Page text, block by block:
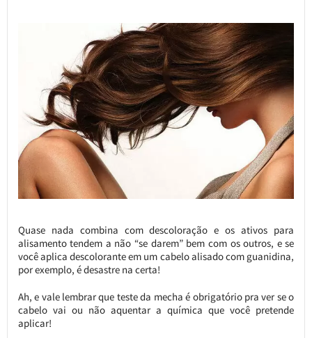
Quase nada combina com descoloração e os ativos para
alisamento tendem a não “se darem” bem com os outros, e se
você aplica descolorante em um cabelo alisado com guanidina,
por exemplo, é desastre na certa!
Ah, e vale lembrar que teste da mecha é obrigatório pra ver se o
cabelo vai ou não aquentar a química que você pretende
aplicar!